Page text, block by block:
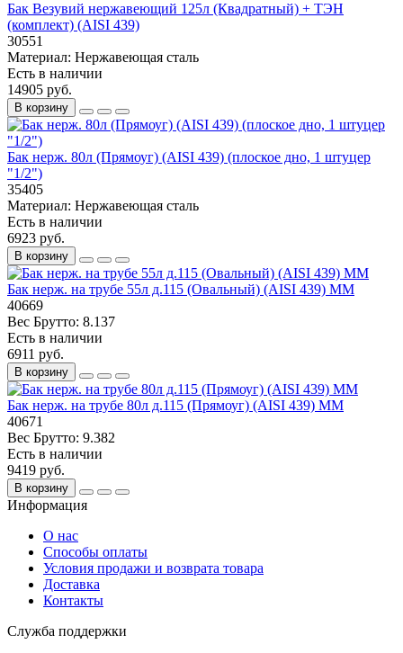
Бак Везувий нержавеющий 125л (Квадратный) + ТЭН
(комплект) (AISI 439)
30551
Материал: Нержавеющая сталь
Есть в наличии
14905 руб.
В корзину
Бак нерж. 80л (Прямоуг) (AISI 439) (плоское дно, 1 штуцер
"1/2")
35405
Материал: Нержавеющая сталь
Есть в наличии
6923 руб.
В корзину
Бак нерж. на трубе 55л д.115 (Овальный) (AISI 439) ММ
40669
Вес Брутто: 8.137
Есть в наличии
6911 руб.
В корзину
Бак нерж. на трубе 80л д.115 (Прямоуг) (AISI 439) ММ
40671
Вес Брутто: 9.382
Есть в наличии
9419 руб.
В корзину
Информация
О нас
Способы оплаты
Условия продажи и возврата товара
Доставка
Контакты
Служба поддержки